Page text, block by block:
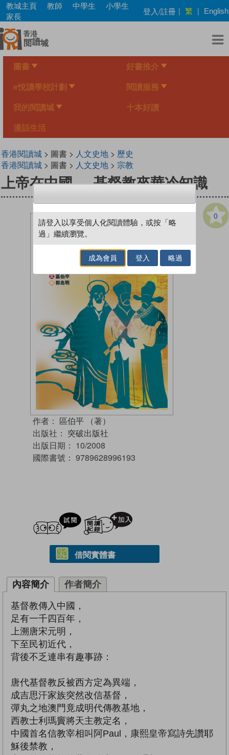
Skip
main
content
教城主頁 教師 中學生
小學生
家長
登入/註冊 | 繁 | English
圖書 好書推介
e悅讀學校計劃 閱讀服務
我的閱讀城 十本好讀
漫話生活
香港閱讀城> 圖書 > 人文史地> 歷史
香港閱讀城> 圖書 > 人文史地> 宗教
上帝在中國──基督教來華冷知識
0
作者： 區伯平 （著）
出版社： 突破出版社
出版日期： 10/2008
國際書號： 9789628996193
試閲
借閱實體書
內容簡介 作者簡介
基督教傳入中國，
足有一千四百年，
上溯唐宋元明，
下至民初近代，
背後不乏連串有趣事跡：
唐代基督教反被西方定為異端，
成吉思汗家族突然改信基督，
彈丸之地澳門竟成明代傳教基地，
西教士利瑪竇將天主教定名，
中國首名信教宰相叫阿Paul，康熙皇帝寫詩先讚耶
穌後禁教，
請登入以享受個人化閱讀體驗，或按「略
過」繼續瀏覽。
成為會員 登入 略過